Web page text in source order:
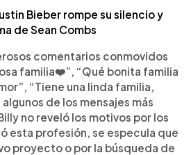
Bieber rompe su silencio y
de Sean Combs
comentarios conmovidos
familia❤️”, “Qué bonita familia
“Tiene una linda familia,
de los mensajes más
no reveló los motivos por los
esta profesión, se especula que
proyecto o por la búsqueda de